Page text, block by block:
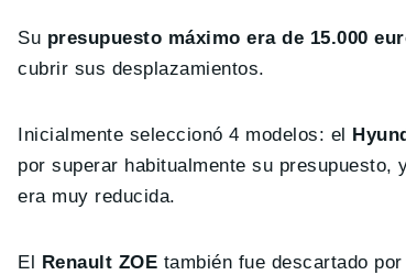
Su presupuesto máximo era de 15.000
cubrir sus desplazamientos.
Inicialmente seleccionó 4 modelos: el
por superar habitualmente su
era muy reducida.
El Renault ZOE también fue descartado